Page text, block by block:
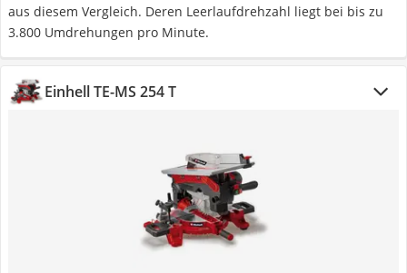
aus diesem Vergleich. Deren Leerlaufdrehzahl liegt bei bis zu
3.800 Umdrehungen pro Minute.
Einhell TE-MS 254 T